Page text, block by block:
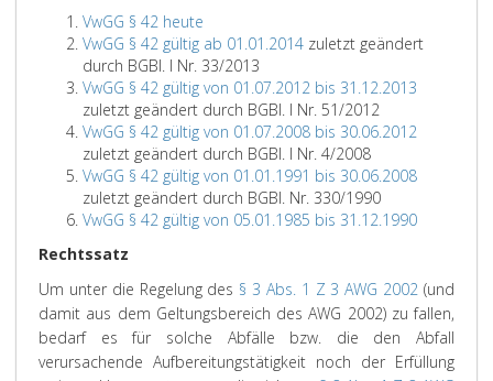
VwGG § 42 heute
VwGG § 42 gültig ab 01.01.2014 zuletzt geändert
durch BGBl. I Nr. 33/2013
VwGG § 42 gültig von 01.07.2012 bis 31.12.2013
zuletzt geändert durch BGBl. I Nr. 51/2012
VwGG § 42 gültig von 01.07.2008 bis 30.06.2012
zuletzt geändert durch BGBl. I Nr. 4/2008
VwGG § 42 gültig von 01.01.1991 bis 30.06.2008
zuletzt geändert durch BGBl. Nr. 330/1990
VwGG § 42 gültig von 05.01.1985 bis 31.12.1990
Rechtssatz
Um unter die Regelung des § 3 Abs. 1 Z 3 AWG 2002 (und
damit aus dem Geltungsbereich des AWG 2002) zu fallen,
bedarf es für solche Abfälle bzw. die den Abfall
verursachende Aufbereitungstätigkeit noch der Erfüllung